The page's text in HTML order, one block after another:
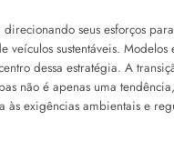
direcionando seus esforços
veículos sustentáveis. Modelos
dessa estratégia. A
não é apenas uma
às exigências ambientais e